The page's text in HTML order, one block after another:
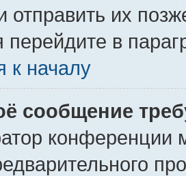
отправить их
в
к началу
сообщение
конференции